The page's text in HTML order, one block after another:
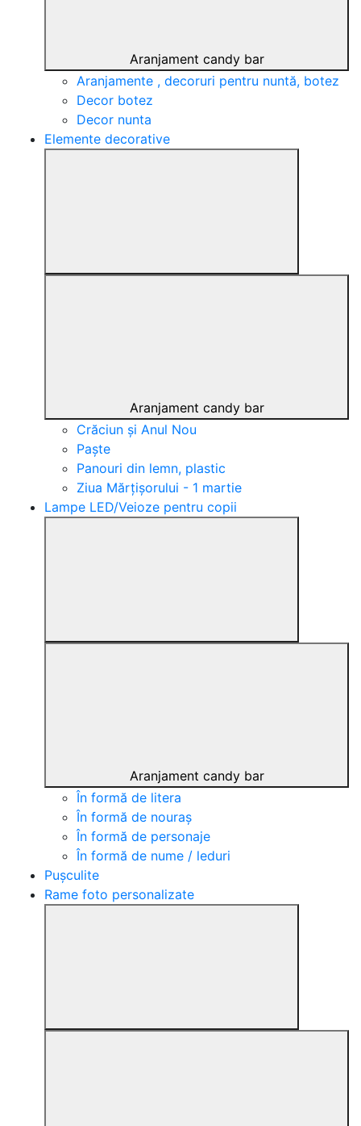
Aranjament candy bar
Aranjamente , decoruri pentru nuntă, botez
Decor botez
Decor nunta
Elemente decorative
Aranjament candy bar
Crăciun și Anul Nou
Paște
Panouri din lemn, plastic
Ziua Mărțișorului - 1 martie
Lampe LED/Veioze pentru copii
Aranjament candy bar
În formă de litera
În formă de nouraș
În formă de personaje
În formă de nume / leduri
Pușculite
Rame foto personalizate